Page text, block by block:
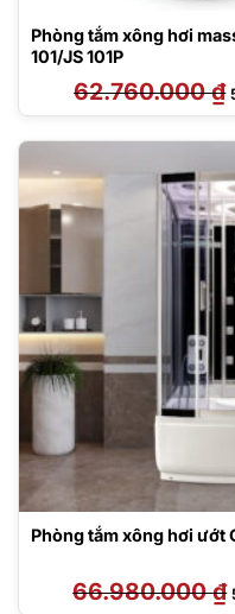
Phòng tắm xông hơi
101/JS 101P
62.760.000₫
Phòng tắm xông hơi ướt
66.980.000₫